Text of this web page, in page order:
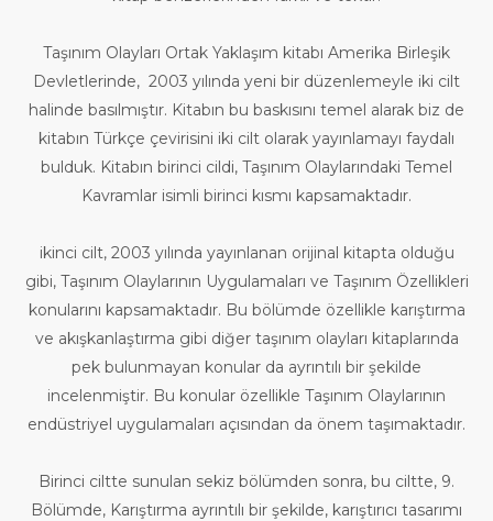
Taşınım Olayları Ortak Yaklaşım kitabı Amerika Birleşik
Devletlerinde, 2003 yılında yeni bir düzenlemeyle iki cilt
halinde basılmıştır. Kitabın bu baskısını temel alarak biz de
kitabın Türkçe çevirisini iki cilt olarak yayınlamayı faydalı
bulduk. Kitabın birinci cildi, Taşınım Olaylarındaki Temel
Kavramlar isimli birinci kısmı kapsamaktadır.
ikinci cilt, 2003 yılında yayınlanan orijinal kitapta olduğu
gibi, Taşınım Olaylarının Uygulamaları ve Taşınım Özellikleri
konularını kapsamaktadır. Bu bölümde özellikle karıştırma
ve akışkanlaştırma gibi diğer taşınım olayları kitaplarında
pek bulunmayan konular da ayrıntılı bir şekilde
incelenmiştir. Bu konular özellikle Taşınım Olaylarının
endüstriyel uygulamaları açısından da önem taşımaktadır.
Birinci ciltte sunulan sekiz bölümden sonra, bu ciltte, 9.
Bölümde, Karıştırma ayrıntılı bir şekilde, karıştırıcı tasarımı